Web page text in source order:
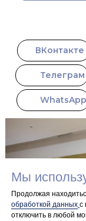
Мы
Продолжая
обработкой данных с
отключить в любой
ВКонтакте
Телеграм
WhatsApp